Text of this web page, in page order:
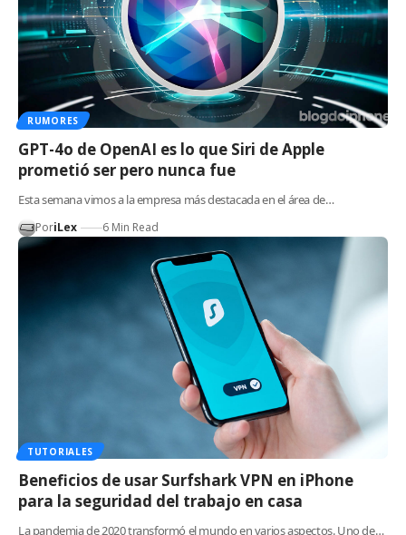
RUMORES
GPT-4o de OpenAI es lo que Siri de Apple
prometió ser pero nunca fue
Esta semana vimos a la empresa más destacada en el área de…
PoriLex 6 Min Read
TUTORIALES
Beneficios de usar Surfshark VPN en iPhone
para la seguridad del trabajo en casa
La pandemia de 2020 transformó el mundo en varios aspectos. Uno de…